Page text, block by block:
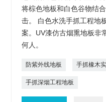
将棕色地板和白色谷物结
击。 白色水洗手抓工程地
案。UV漆仿古烟熏地板非
何人。
防紫外线地板 手抓橡木
手抓深烟工程地板